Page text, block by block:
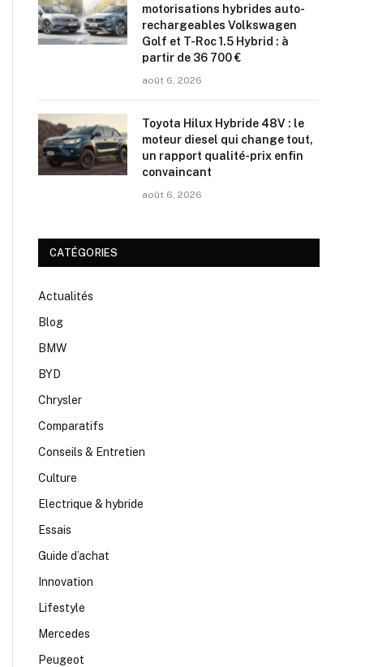
motorisations hybrides auto-
rechargeables Volkswagen
Golf et T-Roc 1.5 Hybrid : à
partir de 36 700 €
août 6, 2026
Toyota Hilux Hybride 48V : le
moteur diesel qui change tout,
un rapport qualité-prix enfin
convaincant
août 6, 2026
CATÉGORIES
Actualités
Blog
BMW
BYD
Chrysler
Comparatifs
Conseils & Entretien
Culture
Electrique & hybride
Essais
Guide d’achat
Innovation
Lifestyle
Mercedes
Peugeot